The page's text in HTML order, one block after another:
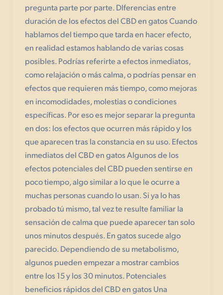
pregunta parte por parte. DIferencias entre
duración de los efectos del CBD en gatos Cuando
hablamos del tiempo que tarda en hacer efecto,
en realidad estamos hablando de varias cosas
posibles. Podrías referirte a efectos inmediatos,
como relajación o más calma, o podrías pensar en
efectos que requieren más tiempo, como mejoras
en incomodidades, molestias o condiciones
específicas. Por eso es mejor separar la pregunta
en dos: los efectos que ocurren más rápido y los
que aparecen tras la constancia en su uso. Efectos
inmediatos del CBD en gatos Algunos de los
efectos potenciales del CBD pueden sentirse en
poco tiempo, algo similar a lo que le ocurre a
muchas personas cuando lo usan. Si ya lo has
probado tú mismo, tal vez te resulte familiar la
sensación de calma que puede aparecer tan solo
unos minutos después. En gatos sucede algo
parecido. Dependiendo de su metabolismo,
algunos pueden empezar a mostrar cambios
entre los 15 y los 30 minutos. Potenciales
beneficios rápidos del CBD en gatos Una